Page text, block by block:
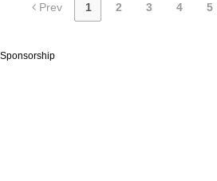
Prev 1 2 3 4 5
Sponsorship